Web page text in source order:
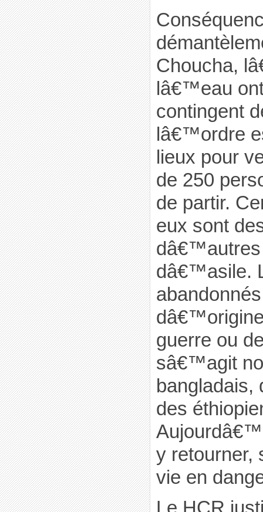
Choucha,
lâ€™eau
contingent
lâ€™ordre
lieux pour
de 250
de partir.
eux sont
dâ€™autres
dâ€™asile.
guerre ou
sâ€™agit
bangladais,
des
y retourner,
vie en